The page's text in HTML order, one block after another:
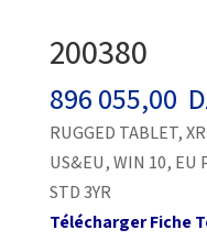
200380
896 055,00
RUGGED TABLET,
US&EU, WIN 10, EU
STD 3YR
Télécharger Fiche